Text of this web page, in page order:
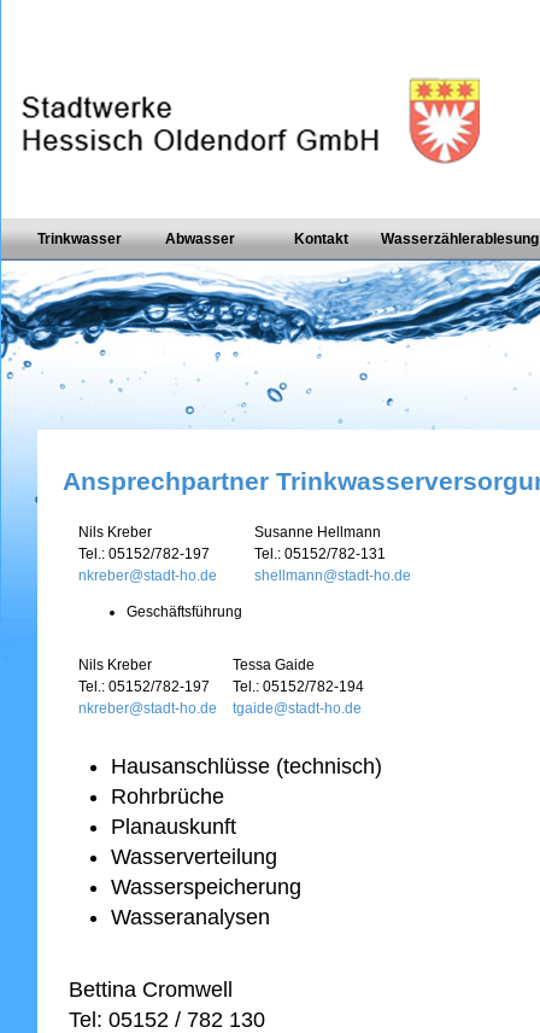
Trinkwasser Abwasser Kontakt Wasserzählerablesung
Ansprechpartner
Nils Kreber
Tel.: 05152/782-197
nkreber@stadt-ho.de
Geschäftsführung
Susanne Hellmann
Tel.: 05152/782-131
shellmann@stadt-ho.de
Nils Kreber
Tel.: 05152/782-197
nkreber@stadt-ho.de
Tessa Gaide
Tel.: 05152/782-194
tgaide@stadt-ho.de
Hausanschlüsse (technisch)
Rohrbrüche
Planauskunft
Wasserverteilung
Wasserspeicherung
Wasseranalysen
Bettina Cromwell
Tel: 05152 / 782 130